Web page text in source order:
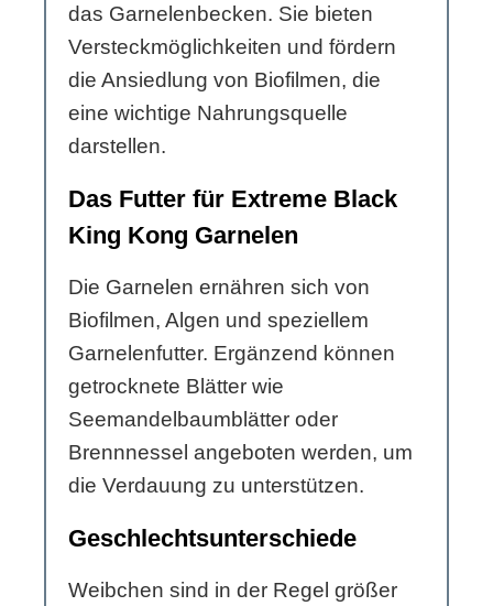
das Garnelenbecken. Sie bieten
Versteckmöglichkeiten und fördern
die Ansiedlung von Biofilmen, die
eine wichtige Nahrungsquelle
darstellen.
Das Futter für Extreme Black
King Kong Garnelen
Die Garnelen ernähren sich von
Biofilmen, Algen und speziellem
Garnelenfutter. Ergänzend können
getrocknete Blätter wie
Seemandelbaumblätter oder
Brennnessel angeboten werden, um
die Verdauung zu unterstützen.
Geschlechtsunterschiede
Weibchen sind in der Regel größer